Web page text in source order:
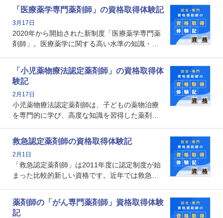
で、重要度が増しているのが認定薬剤師という
資格です。認定薬剤師とはいったいどんな資格
なのでしょうか。それを取得するとどのような
メリットがあるのでしょうか。
「医療薬学専門薬剤師」の資格取得体験記
3月17日
2020年から開始された新制度「医療薬学専門薬
剤師」。医療薬学に関する高い水準の知識・技
剤師としての専門性を示す客観的な根拠の一つ
となります。取得要件は多岐に渡り、審査も複
数回ありますが、患者さんに対して一定の能力
の証明になる資格と言えます。
「小児薬物療法認定薬剤師」の資格取得体
験記
2月17日
小児薬物療法認定薬剤師は、子どもの薬物治療
を専門的に学び、高度な知識を習得した薬剤師
や、特有の疾患、心理状況を理解し、専門性を
深めることで、子どもとその保護者に寄り添え
る存在です。今回はそんな小児薬物療法認定薬
剤師の取得体験記をご紹介します。
救急認定薬剤師の資格取得体験記
2月1日
「救急認定薬剤師」は2011年度に認定制度が始
まった比較的新しい資格です。近年では救急病
とから、救急認定薬剤師を目指す病院薬剤師も
増えているのではないでしょうか。今回はそん
薬剤師の「がん専門薬剤師」資格取得体験
記